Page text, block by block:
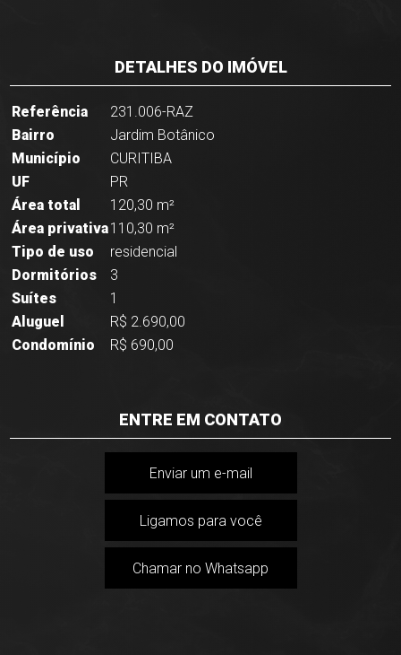
DETALHES DO IMÓVEL
Referência
231.006-RAZ
Bairro
Jardim Botânico
Município
CURITIBA
UF
PR
Área total
120,30 m²
Área privativa110,30 m²
Tipo de uso
residencial
Dormitórios
3
Suítes
1
Aluguel
R$ 2.690,00
Condomínio
R$ 690,00
ENTRE EM CONTATO
Enviar um e-mail
Ligamos para você
Chamar no Whatsapp